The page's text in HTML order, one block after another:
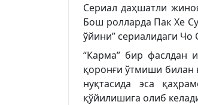
Сериал даҳшатли
Бош ролларда Пак Хе
ўйини” сериалидаги
“Карма” бир фаслдан
қоронғи ўтмиши билан
нуқтасида эса
қўйилишига олиб